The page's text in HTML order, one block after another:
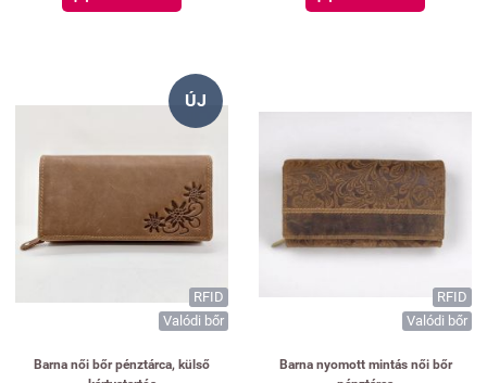
ÚJ
RFID
Valódi bőr
Barna női bőr pénztárca, külső
RFID
Valódi bőr
Barna nyomott mintás női bőr